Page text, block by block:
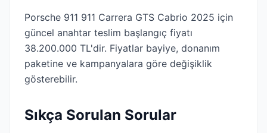
Porsche 911 911 Carrera GTS Cabrio 2025 için
güncel anahtar teslim başlangıç fiyatı
38.200.000 TL'dir. Fiyatlar bayiye, donanım
paketine ve kampanyalara göre değişiklik
gösterebilir.
Sıkça Sorulan Sorular